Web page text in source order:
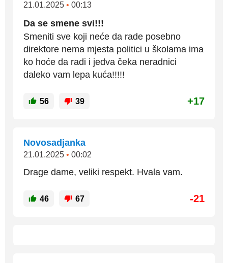
21.01.2025 • 00:13
Da se smene svi!!!
Smeniti sve koji neće da rade posebno
direktore nema mjesta politici u školama ima
ko hoće da radi i jedva čeka neradnici
daleko vam lepa kuća!!!!!
56 39 +17
Novosadjanka
21.01.2025 • 00:02
Drage dame, veliki respekt. Hvala vam.
46 67 -21